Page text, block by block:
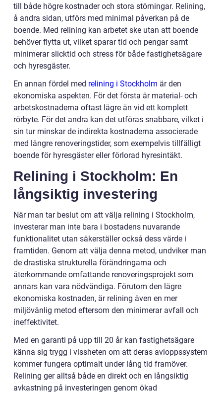
till både högre kostnader och stora störningar. Relining,
å andra sidan, utförs med minimal påverkan på de
boende. Med relining kan arbetet ske utan att boende
behöver flytta ut, vilket sparar tid och pengar samt
minimerar slicktid och stress för både fastighetsägare
och hyresgäster.
En annan fördel med relining i Stockholm är den
ekonomiska aspekten. För det första är material- och
arbetskostnaderna oftast lägre än vid ett komplett
rörbyte. För det andra kan det utföras snabbare, vilket i
sin tur minskar de indirekta kostnaderna associerade
med längre renoveringstider, som exempelvis tillfälligt
boende för hyresgäster eller förlorad hyresintäkt.
Relining i Stockholm: En
långsiktig investering
När man tar beslut om att välja relining i Stockholm,
investerar man inte bara i bostadens nuvarande
funktionalitet utan säkerställer också dess värde i
framtiden. Genom att välja denna metod, undviker man
de drastiska strukturella förändringarna och
återkommande omfattande renoveringsprojekt som
annars kan vara nödvändiga. Förutom den lägre
ekonomiska kostnaden, är relining även en mer
miljövänlig metod eftersom den minimerar avfall och
ineffektivitet.
Med en garanti på upp till 20 år kan fastighetsägare
känna sig trygg i vissheten om att deras avloppssystem
kommer fungera optimalt under lång tid framöver.
Relining ger alltså både en direkt och en långsiktig
avkastning på investeringen genom ökad